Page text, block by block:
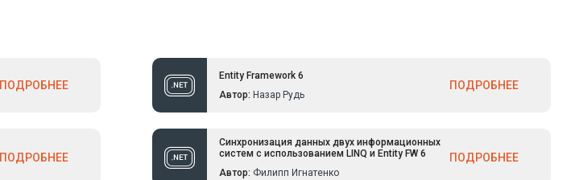
ПОДРОБНЕЕ
Entity Framework 6
Автор: Назар Рудь
ПОДРОБНЕЕ
ПОДРОБНЕЕ
Синхронизация данных двух информационных
систем с использованием LINQ и Entity FW 6
Автор: Филипп Игнатенко
ПОДРОБНЕЕ